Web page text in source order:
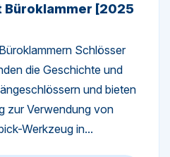
Büroklammer [2025
Schlösser
die Geschichte und
und bieten
zur Verwendung von
Werkzeug in...